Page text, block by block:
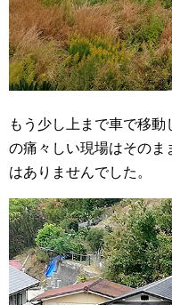
もう少し上まで車で移
の痛々しい現場はそのま
はありませんでした。